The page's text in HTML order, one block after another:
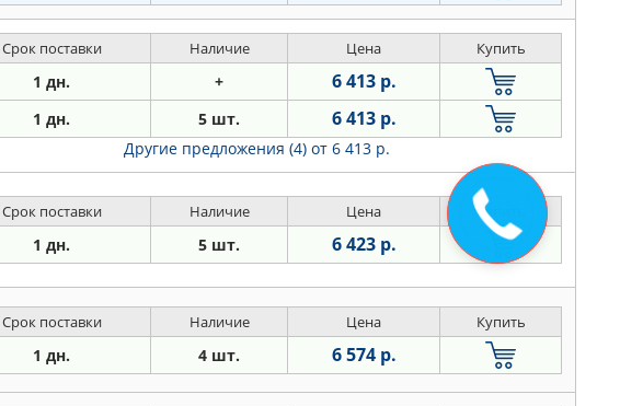
Срок поставки Наличие Цена Купить
1 дн. + 6 413 р.
1 дн. 5 шт. 6 413 р.
Другие предложения (4) от 6 413 р.
Срок поставки Наличие Цена Купить
1 дн. 5 шт. 6 423 р.
Срок поставки Наличие Цена Купить
1 дн. 4 шт. 6 574 р.
Закажите
звонок